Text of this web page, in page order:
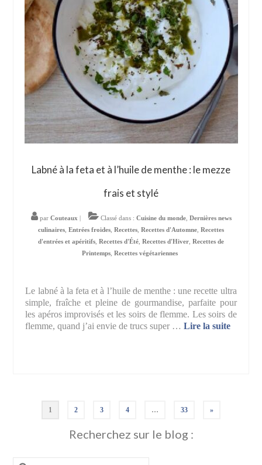
Labné à la feta et à l’huile de menthe : le mezze
frais et stylé
par Couteaux Classé dans : Cuisine du monde, Dernières news
culinaires Entrées froides Recettes Recettes d'Automne Recettes
d'entrées et apéritifs Recettes d'Été Recettes d'Hiver Recettes de
Printemps, Recettes végétariennes
Le labné à la feta et à l’huile de menthe : une recette ultra
simple, fraîche et pleine de gourmandise, parfaite pour
les apéros improvisés et les soirs de flemme. Les soirs de
flemme, quand j’ai envie de trucs super …Lire la suite­­
Pagination
publications
1 2 3 4 … 33 »
Recherchez sur le blog :